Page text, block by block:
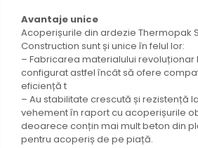
Avantaje unice
Acoperișurile din ardezie Thermopak
Construction sunt și unice în felul lor:
– Fabricarea materialului revoluționar
configurat astfel încât să ofere
eficiență t
– Au stabilitate crescută și rezistență
vehement în raport cu acoperișurile
deoarece conțin mai mult beton din
pentru acoperiș de pe piață.